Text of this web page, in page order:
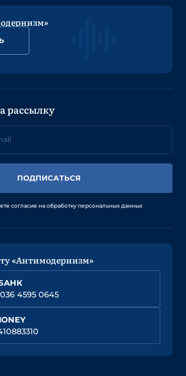
рассылку
ПОДПИСАТЬСЯ
согласие на обработку персональных данных
«Антимодернизм»
4595 0645